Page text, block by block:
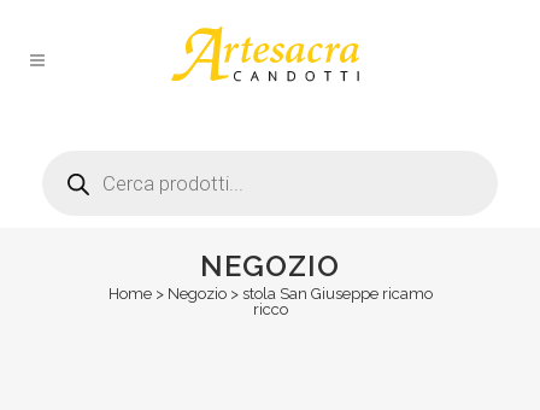
search
NEGOZIO
Home> Negozio> stola San Giuseppe ricamo
ricco